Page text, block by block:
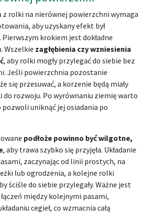
z rolki na nierównej powierzchni wymaga
aby uzyskany efekt był
Pierwszym krokiem jest dokładne
Wszelkie zagłębienia czy wzniesienia
, aby rolki mogły przylegać do siebie bez
Jeśli powierzchnia pozostanie
się przesuwać, a korzenie będą miały
do rozwoju. Po wyrównaniu ziemię warto
pozwoli uniknąć jej osiadania po
podłoże powinno być wilgotne,
, aby trawa szybko się przyjęła. Układanie
zaczynając od linii prostych, na
lub ogrodzenia, a kolejne rolki
ściśle do siebie przylegały. Ważne jest
między kolejnymi pasami,
cegieł, co wzmacnia całą